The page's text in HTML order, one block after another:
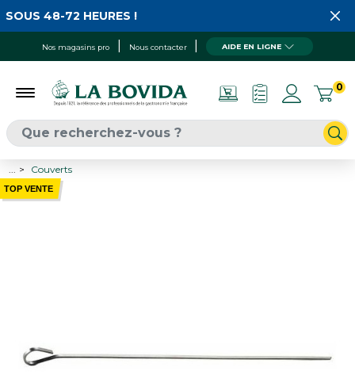
Nos magasins pro Nous contacter AIDE EN LIGNE
0
48-72 HEURES !
Couverts
TOP VENTE